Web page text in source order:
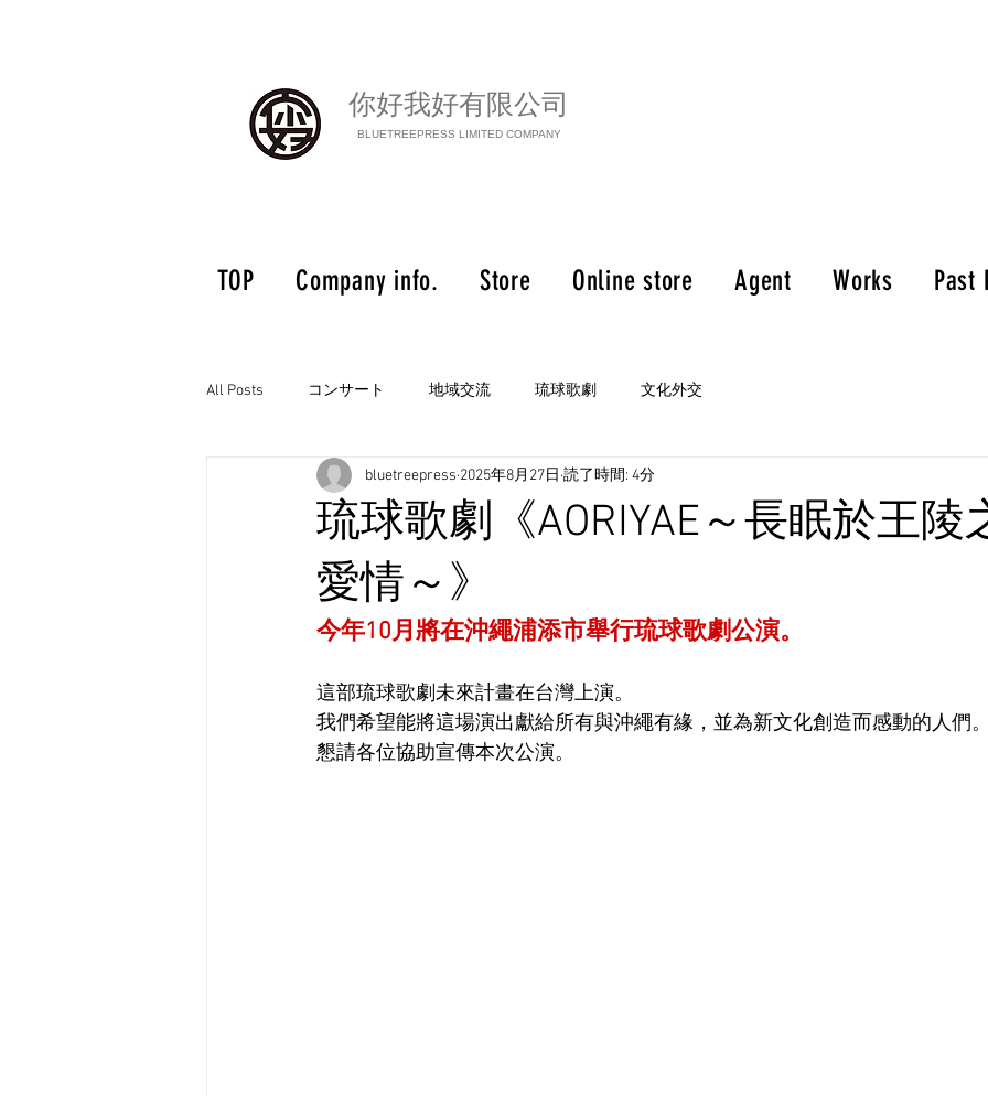
你好我好有限公司
BLUETREEPRESS LIMITED COMPANY
TOP Company info. Store Online store Agent Works Past
All Posts コンサート 地域交流 琉球歌劇 文化外交
琉球歌劇《AORIYAE～長眠於王陵
愛情～》
bluetreepress 2025年8月27日 読了時間: 4分
今年10月將在沖繩浦添市舉行琉球歌劇公演。
這部琉球歌劇未來計畫在台灣上演。
我們希望能將這場演出獻給所有與沖繩有緣，並為新文化創造而感動的人們
懇請各位協助宣傳本次公演。